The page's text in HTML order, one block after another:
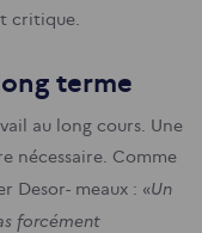
critique.
terme
au long cours. Une
nécessaire. Comme
Desor- meaux : «Un
forcément